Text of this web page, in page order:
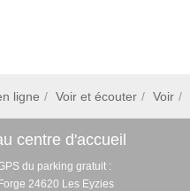
ligne Voir et écouter Voir
centre d'accueil
du parking gratuit :
24620 Les Eyzies